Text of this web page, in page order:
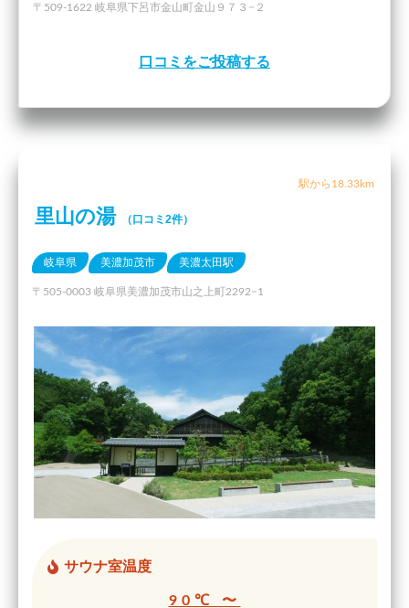
〒509-1622 岐阜県下呂市金山町金山９７３−２
口コミをご投稿する
駅から18.33km
里山の湯 （口コミ2件）
岐阜県 美濃加茂市 美濃太田駅
〒505-0003 岐阜県美濃加茂市山之上町2292−1
サウナ室温度
90℃ 〜